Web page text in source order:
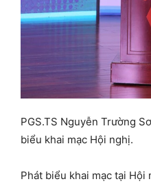
PGS.TS Nguyễn Trường
biểu khai mạc Hội nghị.
Phát biểu khai mạc tại Hội